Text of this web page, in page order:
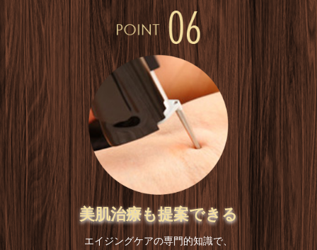
美肌治療も提案できる
エイジングケアの専門的知識で、